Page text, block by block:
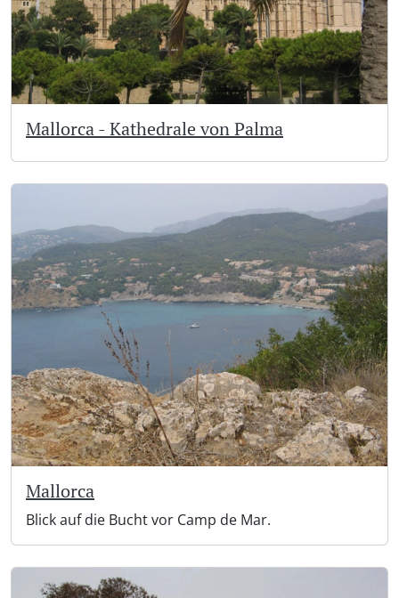
Mallorca - Kathedrale von Palma
Mallorca
Blick auf die Bucht vor Camp de Mar.